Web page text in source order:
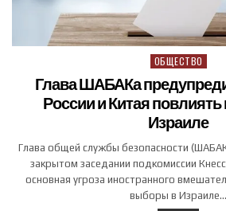
Posted in
ОБЩЕСТВО
Глава ШАБАКа
России и Китая
Израиле
Глава общей службы безопасности
закрытом заседании подкомиссии
основная угроза иностранного
выборы в Израиле…